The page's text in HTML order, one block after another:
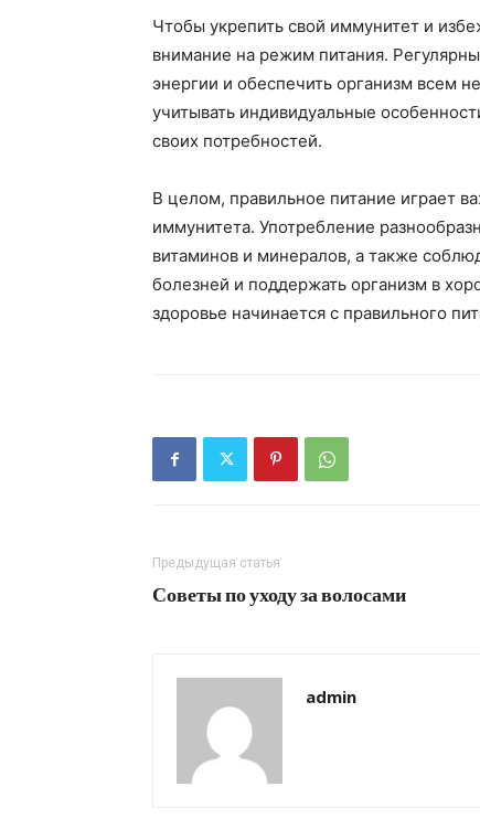
Чтобы укрепить свой иммунитет и
внимание на режим питания.
энергии и обеспечить организм всем
учитывать индивидуальные
своих потребностей.
В целом, правильное питание играет
иммунитета. Употребление
витаминов и минералов, а также
болезней и поддержать организм в
здоровье начинается с правильного
Предыдущая статья
Советы по уходу за волосами
admin